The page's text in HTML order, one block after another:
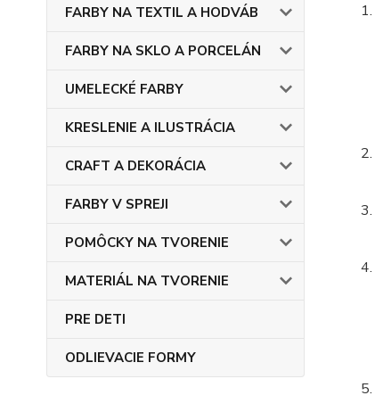
FARBY NA TEXTIL A HODVÁB
FARBY NA SKLO A PORCELÁN
UMELECKÉ FARBY
KRESLENIE A ILUSTRÁCIA
CRAFT A DEKORÁCIA
FARBY V SPREJI
POMÔCKY NA TVORENIE
MATERIÁL NA TVORENIE
PRE DETI
ODLIEVACIE FORMY